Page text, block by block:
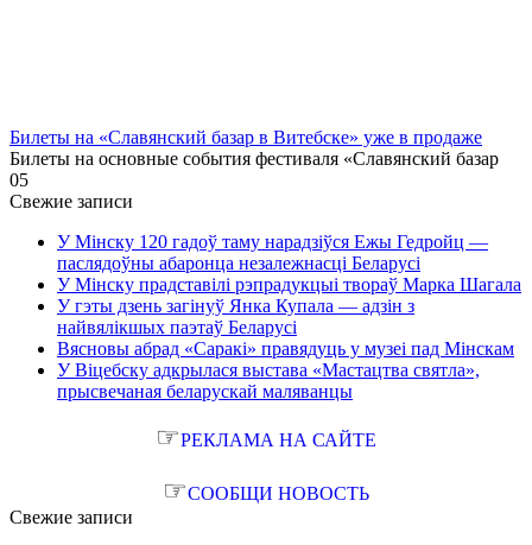
Билеты на «Славянский базар в Витебске» уже в продаже
Билеты на основные события фестиваля «Славянский базар
05
Свежие записи
У Мінску 120 гадоў таму нарадзіўся Ежы Гедройц —
паслядоўны абаронца незалежнасці Беларусі
У Мінску прадставілі рэпрадукцыі твораў Марка Шагала
У гэты дзень загінуў Янка Купала — адзін з
найвялікшых паэтаў Беларусі
Вясновы абрад «Саракі» правядуць у музеі пад Мінскам
У Віцебску адкрылася выстава «Мастацтва святла»,
прысвечаная беларускай маляванцы
☞РЕКЛАМА НА САЙТЕ
☞СООБЩИ НОВОСТЬ
Свежие записи